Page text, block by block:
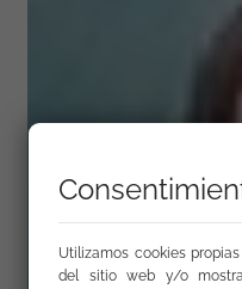
Utilizamos cookies
del sitio web y/o